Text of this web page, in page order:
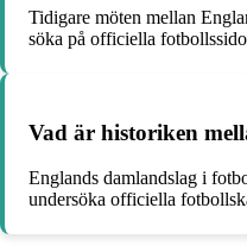
Tidigare möten mellan
söka på officiella
Vad är historiken
Englands damlandslag i
undersöka officiella